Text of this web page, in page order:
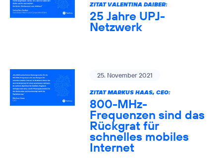
ZITAT VALENTINA DAIBER:
25 Jahre UPJ-
Netzwerk
25. November 2021
ZITAT MARKUS HAAS, CEO:
800-MHz-
Frequenzen sind das
Rückgrat für
schnelles mobiles
Internet